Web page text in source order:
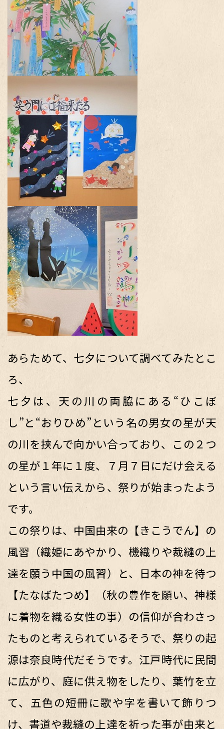
あらためて、七夕について調べてみたとこ
ろ、
七夕は、天の川の両脇にある“ひこぼ
し”と“おりひめ”という名の男女の星が天
の川を挟んで向かい合っており、この２つ
の星が１年に１度、７月７日にだけ会える
という言い伝えから、祭りが始まったよう
です。
この祭りは、中国由来の【きこうでん】の
風習（織姫にあやかり、機織りや裁縫の上
達を願う中国の風習）と、日本の神を待つ
【たなばたつめ】（秋の豊作を願い、神様
に着物を織る女性の事）の信仰が合わさっ
たものと考えられているそうで、祭りの起
源は奈良時代だそうです。江戸時代に民間
に広がり、庭に供え物をしたり、葉竹を立
て、五色の短冊に歌や字を書いて飾りつ
け、書道や裁縫の上達を祈った事が由来と